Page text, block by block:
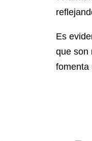
Es
que son
fomenta